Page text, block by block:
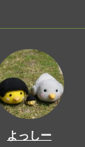
よっしー